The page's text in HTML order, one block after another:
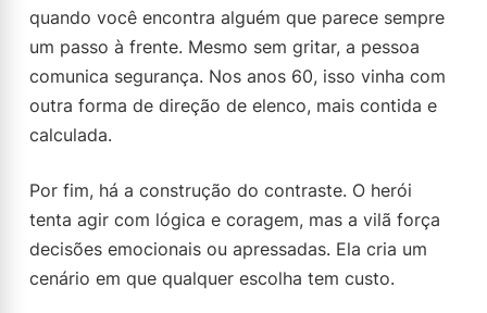
quando você encontra alguém que parece sempre
um passo à frente. Mesmo sem gritar, a pessoa
comunica segurança. Nos anos 60, isso vinha com
outra forma de direção de elenco, mais contida e
calculada.
Por fim, há a construção do contraste. O herói
tenta agir com lógica e coragem, mas a vilã força
decisões emocionais ou apressadas. Ela cria um
cenário em que qualquer escolha tem custo.